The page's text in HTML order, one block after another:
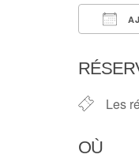
Les
OÙ